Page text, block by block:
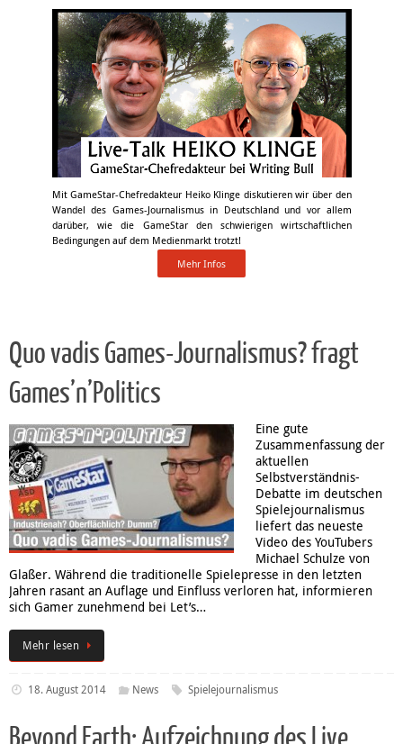
Mit GameStar-Chefredakteur Heiko Klinge diskutieren wir über den
Wandel des Games-Journalismus in Deutschland und vor allem
darüber, wie die GameStar den schwierigen wirtschaftlichen
Bedingungen auf dem Medienmarkt trotzt!
Mehr Infos
Quo vadis Games-Journalismus? fragt
Games’n’Politics
Eine gute
Zusammenfassung der
aktuellen
Selbstverständnis-
Debatte im deutschen
Spielejournalismus
liefert das neueste
Video des YouTubers
Michael Schulze von
Glaßer. Während die traditionelle Spielepresse in den letzten
Jahren rasant an Auflage und Einfluss verloren hat, informieren
sich Gamer zunehmend bei Let’s…
Mehr lesen
18. August 2014 News Spielejournalismus